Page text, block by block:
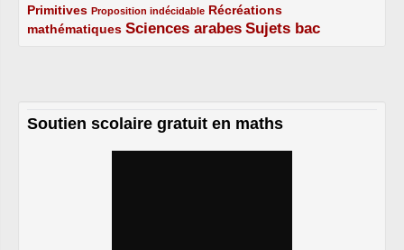
Primitives
2/5 Proposition indécidable
1/5
Récréations
mathématiques
2/5 Sciences arabes
3/5 Sujets bac
3/5
Soutien scolaire gratuit en maths